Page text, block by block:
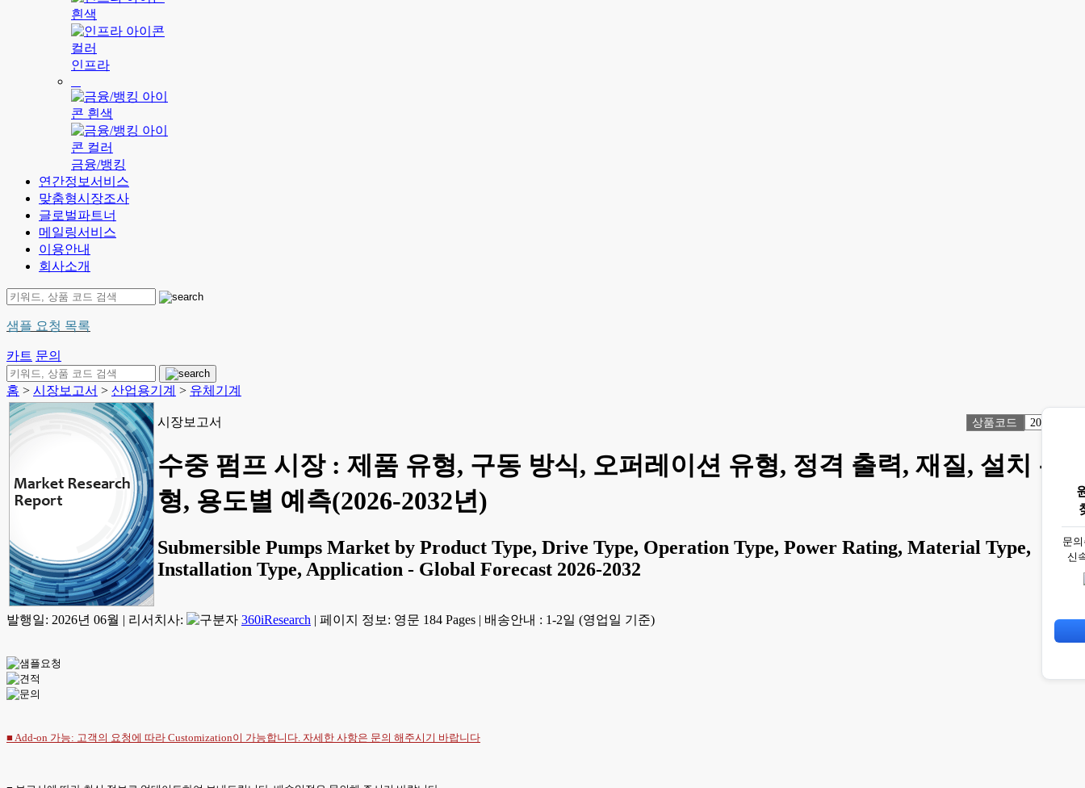
인프라
금융/뱅킹
연간정보서비스
맞춤형시장조사
글로벌파트너
메일링서비스
이용안내
회사소개
샘플 요청 목록
카트 문의
홈 > 시장보고서 > 산업용기계 > 유체기계
시장보고서 상품코드 2066114
수중 펌프 시장 : 제품 유형, 구동 방식, 오퍼레이션 유형, 정격 출력, 재질, 설치 유
형, 용도별 예측(2026-2032년)
Submersible Pumps Market by Product Type, Drive Type, Operation Type, Power Rating, Material Type,
Installation Type, Application - Global Forecast 2026-2032
발행일: 2026년 06월 | 리서치사: 360iResearch | 페이지 정보: 영문 184 Pages | 배송안내 : 1-2일 (영업일 기준)
■ Add-on 가능: 고객의 요청에 따라 Customization이 가능합니다. 자세한 사항은 문의 해주시기 바랍니다
문
신